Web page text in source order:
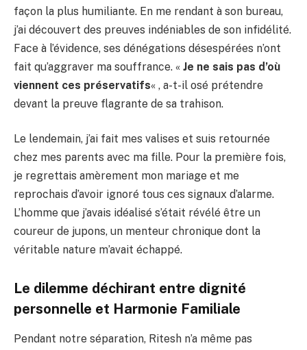
façon la plus humiliante. En me rendant à son bureau,
j’ai découvert des preuves indéniables de son infidélité.
Face à l’évidence, ses dénégations désespérées n’ont
fait qu’aggraver ma souffrance. « Je ne sais pas d’où
viennent ces préservatifs« , a-t-il osé prétendre
devant la preuve flagrante de sa trahison.
Le lendemain, j’ai fait mes valises et suis retournée
chez mes parents avec ma fille. Pour la première fois,
je regrettais amèrement mon mariage et me
reprochais d’avoir ignoré tous ces signaux d’alarme.
L’homme que j’avais idéalisé s’était révélé être un
coureur de jupons, un menteur chronique dont la
véritable nature m’avait échappé.
Le dilemme déchirant entre dignité
personnelle et Harmonie Familiale
Pendant notre séparation, Ritesh n’a même pas